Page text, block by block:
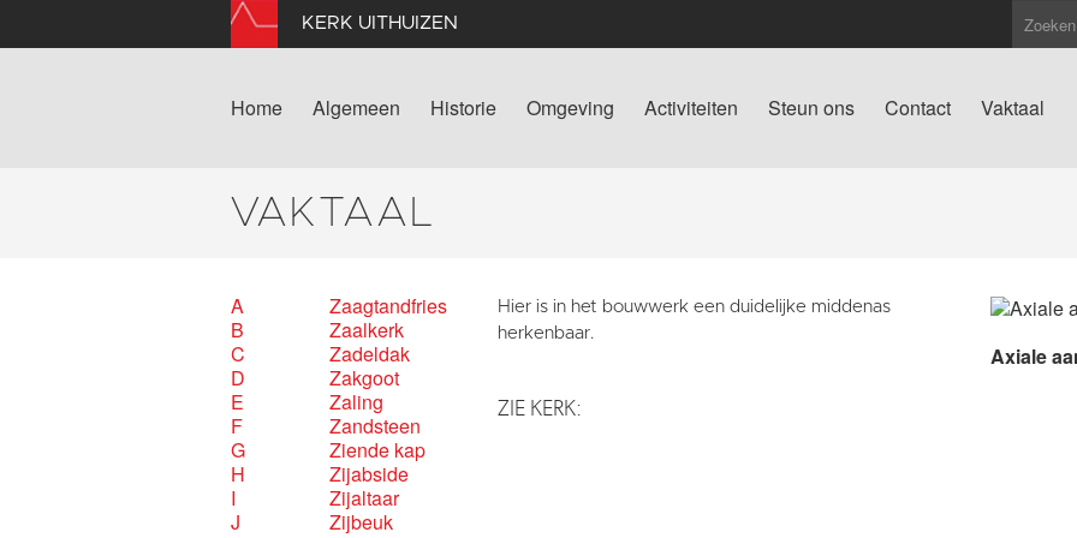
KERK UITHUIZEN
Home Algemeen Historie Omgeving Activiteiten Steun ons Contact Vaktaal
VAKTAAL
A
B
C
D
E
F
G
H
I
J
Zaagtandfries
Zaalkerk
Zadeldak
Zakgoot
Zaling
Zandsteen
Ziende kap
Zijabside
Zijaltaar
Zijbeuk
Hier is in het bouwwerk een duidelijke middenas
herkenbaar.
ZIE KERK:
Axiale